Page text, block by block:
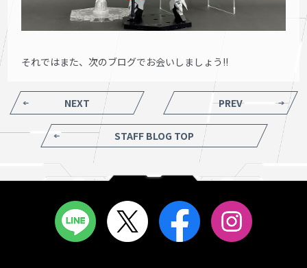
それではまた、次のブログでお会いしましょう!!
NEXT PREV
STAFF BLOG TOP